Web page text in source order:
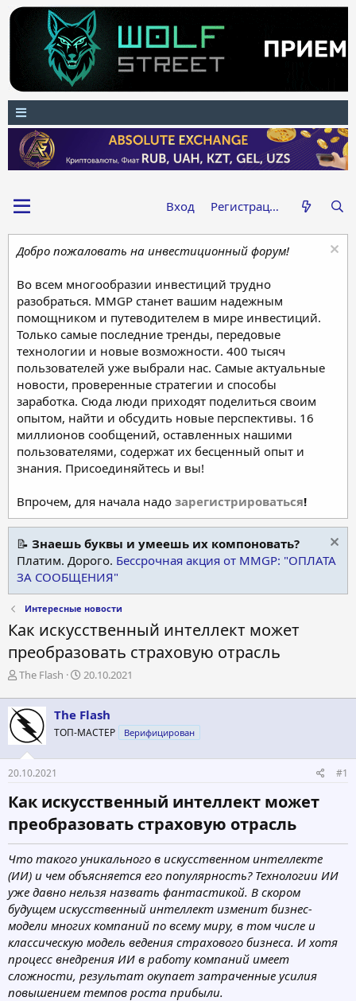
Вход Регистрация
Добро пожаловать на инвестиционный форум!
Во всем многообразии инвестиций трудно
разобраться. MMGP станет вашим надежным
помощником и путеводителем в мире инвестиций.
Только самые последние тренды, передовые
технологии и новые возможности. 400 тысяч
пользователей уже выбрали нас. Самые актуальные
новости, проверенные стратегии и способы
заработка. Сюда люди приходят поделиться своим
опытом, найти и обсудить новые перспективы. 16
миллионов сообщений, оставленных нашими
пользователями, содержат их бесценный опыт и
знания. Присоединяйтесь и вы!
Впрочем, для начала надо зарегистрироваться!
📝 Знаешь буквы и умеешь их компоновать?
Платим. Дорого. Бессрочная акция от MMGP: "ОПЛАТА
ЗА СООБЩЕНИЯ"
Интересные новости
Как искусственный интеллект может
преобразовать страховую отрасль
А
т
о
р
т
е
м
The Flash
Д
т
а
н
ч
а
20.10.2021
The Flash
ТОП-МАСТЕР Верифицирован
20.10.2021 #1
Как искусственный интеллект может
преобразовать страховую отрасль​
Что такого уникального в искусственном интеллекте
(ИИ) и чем объясняется его популярность? Технологии ИИ
уже давно нельзя назвать фантастикой. В скором
будущем искусственный интеллект изменит бизнес-
модели многих компаний по всему миру, в том числе и
классическую модель ведения страхового бизнеса. И хотя
процесс внедрения ИИ в работу компаний имеет
сложности, результат окупает затраченные усилия
повышением темпов роста прибыли.